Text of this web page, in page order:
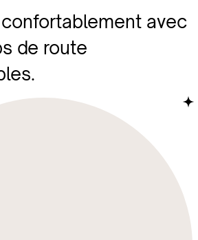
avec
de route